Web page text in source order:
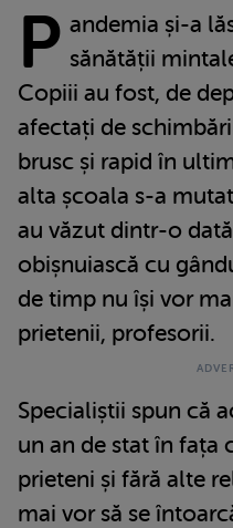
P andemia și-a
sănătății
Copiii au fost, de
afectați de
brusc și rapid în
alta școala s-a
au văzut dintr-o
obișnuiască cu
de timp nu își vor
prietenii, profesorii.
Specialiștii spun că
un an de stat în fața
prieteni și fără alte
mai vor să se